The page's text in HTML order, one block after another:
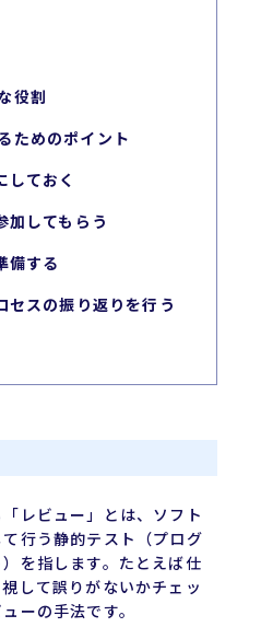
役割
ためのポイント
しておく
加してもらう
備する
セスの振り返りを行う
レビュー」とは、ソフト
行う静的テスト（プログ
を指します。たとえば仕
して誤りがないかチェッ
ーの手法です。